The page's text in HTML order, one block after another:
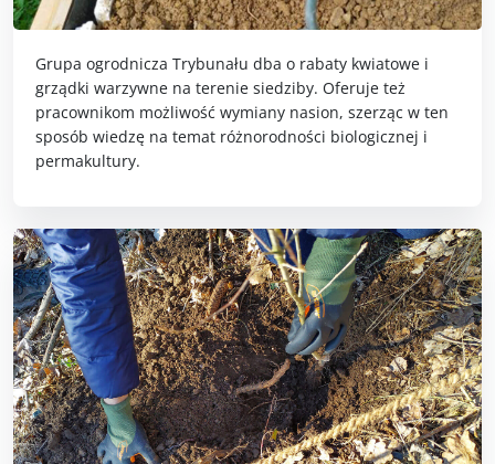
Grupa ogrodnicza Trybunału dba o rabaty kwiatowe i
grządki warzywne na terenie siedziby. Oferuje też
pracownikom możliwość wymiany nasion, szerząc w ten
sposób wiedzę na temat różnorodności biologicznej i
permakultury.